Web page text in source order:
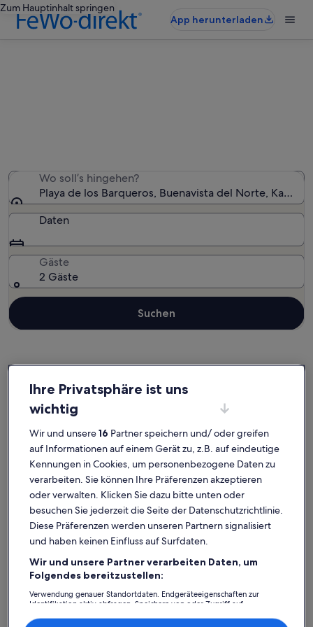
Zum Hauptinhalt springen
App herunterladen
Wo soll’s hingehen?
Playa de los Barqueros, Buenavista del Norte,
Daten
Gäste
2 Gäste
Suchen
Ferienunterkünfte nahe Playa de los Barqueros
Wenn du für deinen Urlaub eine Übernachtungsmöglichkeit nahe
Playa de los Barqueros suchst, stöbere durch unsere Feriendomizile
und finde die ideale Ausgangsbasis für all deine Entdeckungen.
Ganz gleich, mit wem du deinen Urlaub in einer Ferienunterkunft
verbringst, ob mit Familie, Freunden oder deiner treuen Fellnase,
euch erwarten all die Annehmlichkeiten, die eure gemeinsame Zeit
besonders machen werden. Was alles so dazugehört? Zum Beispiel
WLAN und ein Kamin. Und auch wenn du nach Raucheroptionen
oder barrierearmen Optionen suchst, wirst du das finden, was dir
vorschwebt.
Finde Unterkünfte ganz nach deinem
Geschmack
Ihre Privatsphäre ist uns
wichtig
Wir und unsere16 Partner speichern und/ oder greifen
auf Informationen auf einem Gerät zu, z.B. auf eindeutige
Kennungen in Cookies, um personenbezogene Daten zu
verarbeiten. Sie können Ihre Präferenzen akzeptieren
oder verwalten. Klicken Sie dazu bitte unten oder
besuchen Sie jederzeit die Seite der Datenschutzrichtlinie.
Diese Präferenzen werden unseren Partnern signalisiert
und haben keinen Einfluss auf Surfdaten.
Wir und unsere Partner verarbeiten Daten, um
Folgendes bereitzustellen:
Verwendung genauer Standortdaten. Endgeräteeigenschaften zur
Identifikation aktiv abfragen. Speichern von oder Zugriff auf
Inhalte, Messung von Werbeleistung und der Performance von Inhalten,